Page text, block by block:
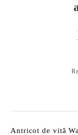
Antricot de vită